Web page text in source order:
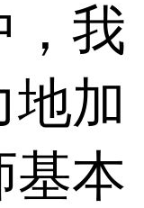
，我
地加
基本